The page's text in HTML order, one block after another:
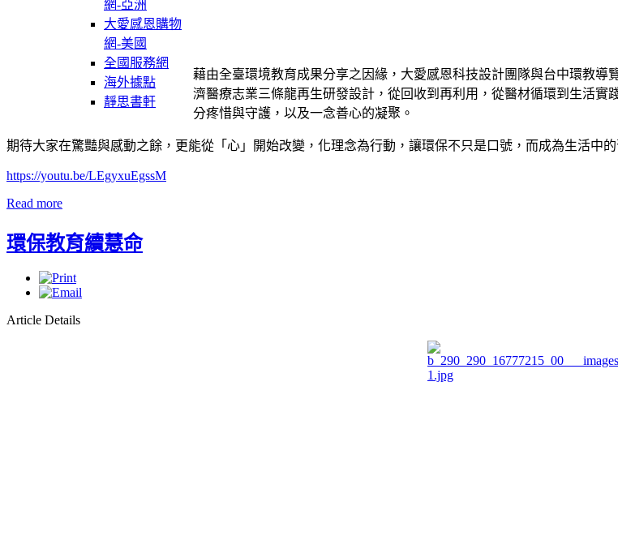
網-亞洲
大愛感恩購物
網-美國
全國服務網
海外據點
靜思書軒
藉由全臺環境教育成果分享之因緣，大愛感恩科技設計團隊與台中環教
濟醫療志業三條龍再生研發設計，從回收到再利用，從醫材循環到生活
分疼惜與守護，以及一念善心的凝聚。
期待大家在驚豔與感動之餘，更能從「心」開始改變，化理念為行動，讓環保不只是口號，而成為生活中
https://youtu.be/LEgyxuEgssM
Read more
環保教育續慧命
Article Details